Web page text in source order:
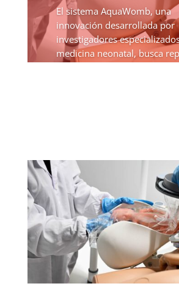
El sistema AquaWomb, una
innovación desarrollada por
investigadores
medicina neonatal, busca